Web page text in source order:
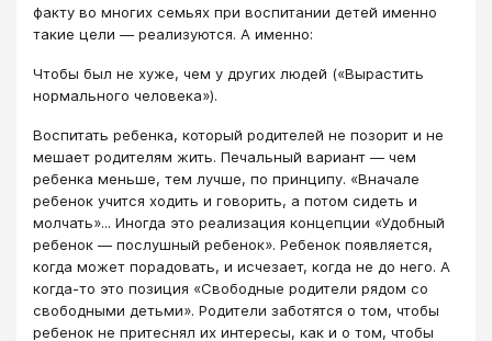
факту во многих семьях при воспитании детей именно
такие цели — реализуются. А именно:
Чтобы был не хуже, чем у других людей («Вырастить
нормального человека»).
Воспитать ребенка, который родителей не позорит и не
мешает родителям жить. Печальный вариант — чем
ребенка меньше, тем лучше, по принципу. «Вначале
ребенок учится ходить и говорить, а потом сидеть и
молчать»... Иногда это реализация концепции «Удобный
ребенок — послушный ребенок». Ребенок появляется,
когда может порадовать, и исчезает, когда не до него. А
когда-то это позиция «Свободные родители рядом со
свободными детьми». Родители заботятся о том, чтобы
ребенок не притеснял их интересы, как и о том, чтобы